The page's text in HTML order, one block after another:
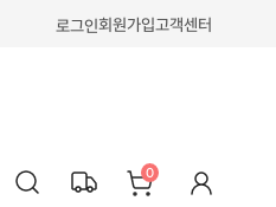
로그인회원가입고객센터
0